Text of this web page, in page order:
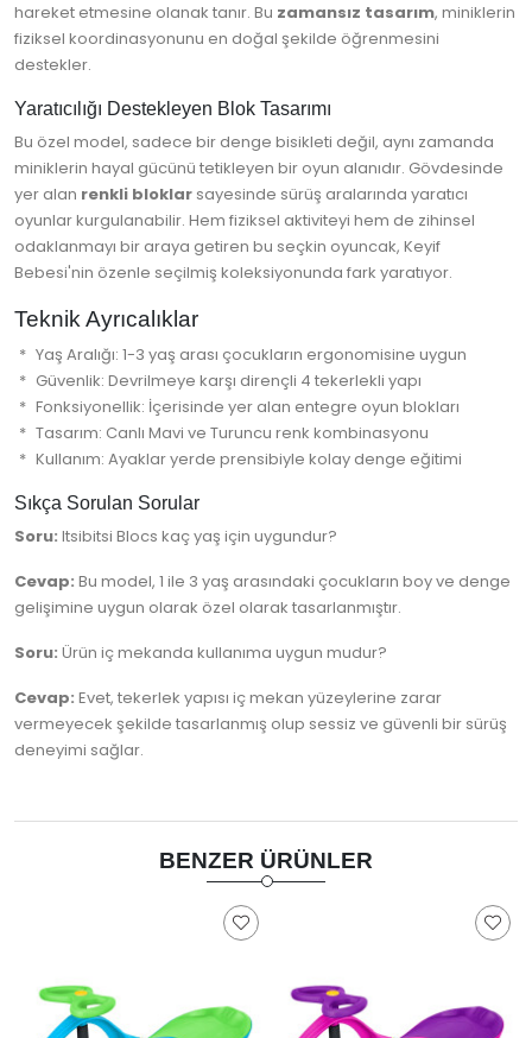
hareket etmesine olanak tanır. Bu zamansız tasarım, miniklerin
fiziksel koordinasyonunu en doğal şekilde öğrenmesini
destekler.
Yaratıcılığı Destekleyen Blok Tasarımı
Bu özel model, sadece bir denge bisikleti değil, aynı zamanda
miniklerin hayal gücünü tetikleyen bir oyun alanıdır. Gövdesinde
yer alan renkli bloklar sayesinde sürüş aralarında yaratıcı
oyunlar kurgulanabilir. Hem fiziksel aktiviteyi hem de zihinsel
odaklanmayı bir araya getiren bu seçkin oyuncak, Keyif
Bebesi'nin özenle seçilmiş koleksiyonunda fark yaratıyor.
Teknik Ayrıcalıklar
Yaş Aralığı: 1-3 yaş arası çocukların ergonomisine uygun
Güvenlik: Devrilmeye karşı dirençli 4 tekerlekli yapı
Fonksiyonellik: İçerisinde yer alan entegre oyun blokları
Tasarım: Canlı Mavi ve Turuncu renk kombinasyonu
Kullanım: Ayaklar yerde prensibiyle kolay denge eğitimi
Sıkça Sorulan Sorular
Soru: Itsibitsi Blocs kaç yaş için uygundur?
Cevap: Bu model, 1 ile 3 yaş arasındaki çocukların boy ve denge
gelişimine uygun olarak özel olarak tasarlanmıştır.
Soru: Ürün iç mekanda kullanıma uygun mudur?
Cevap: Evet, tekerlek yapısı iç mekan yüzeylerine zarar
vermeyecek şekilde tasarlanmış olup sessiz ve güvenli bir sürüş
deneyimi sağlar.
BENZER ÜRÜNLER